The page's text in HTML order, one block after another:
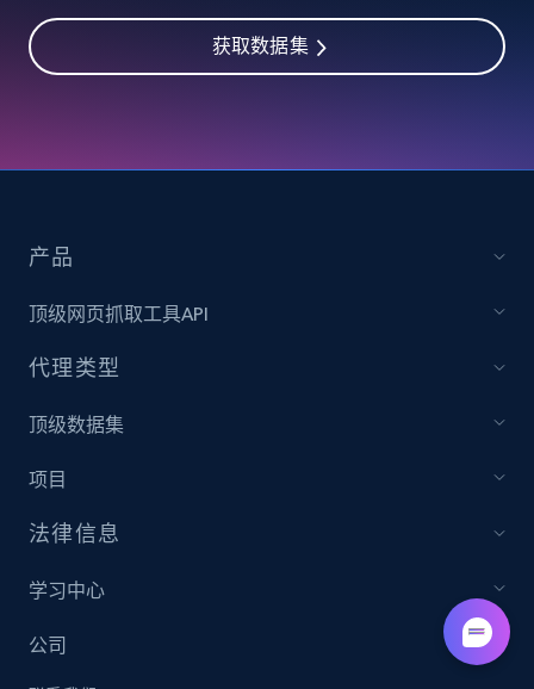
获取数据集
产品
顶级网页抓取工具API
代理类型
顶级数据集
项目
法律信息
学习中心
公司